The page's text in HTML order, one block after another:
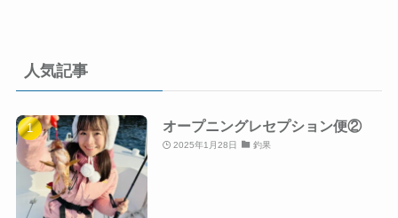
人気記事
オープニングレセプション便②
2025年1月28日 釣果